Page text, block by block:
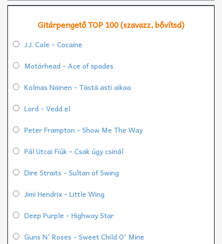
Gitárpengető TOP 100 (szavazz, bővítsd)
J.J. Cale - Cocaine
Motörhead - Ace of spades
Kolmas Nainen - Tästä asti aikaa
Lord - Vedd el
Peter Frampton - Show Me The Way
Pál Utcai Fiúk - Csak úgy csinál
Dire Straits - Sultan of Swing
Jimi Hendrix - Little Wing
Deep Purple - Highway Star
Guns N' Roses - Sweet Child O' Mine